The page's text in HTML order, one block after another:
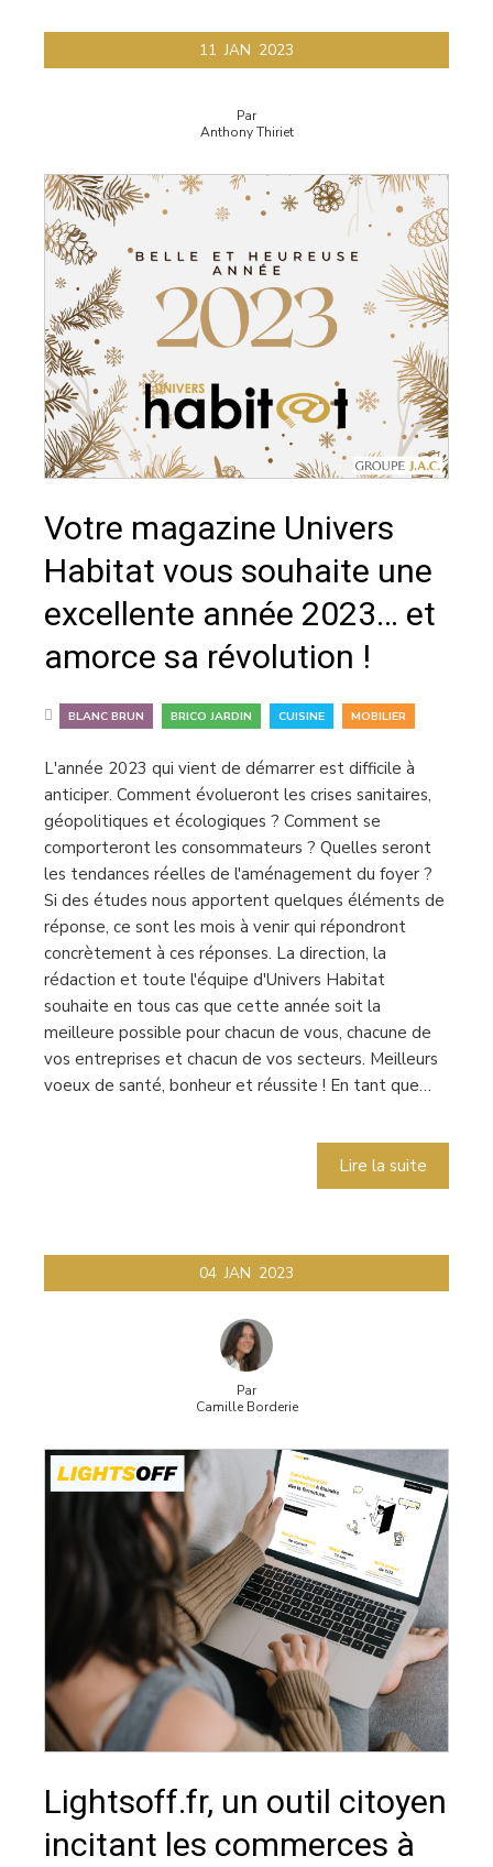
11 JAN 2023
Par
Anthony Thiriet
Votre magazine Univers
Habitat vous souhaite une
excellente année 2023… et
amorce sa révolution !
BLANC BRUN BRICO JARDIN CUISINE MOBILIER
L'année 2023 qui vient de démarrer est difficile à
anticiper. Comment évolueront les crises sanitaires,
géopolitiques et écologiques ? Comment se
comporteront les consommateurs ? Quelles seront
les tendances réelles de l'aménagement du foyer ?
Si des études nous apportent quelques éléments de
réponse, ce sont les mois à venir qui répondront
concrètement à ces réponses. La direction, la
rédaction et toute l'équipe d'Univers Habitat
souhaite en tous cas que cette année soit la
meilleure possible pour chacun de vous, chacune de
vos entreprises et chacun de vos secteurs. Meilleurs
voeux de santé, bonheur et réussite ! En tant que…
Lire la suite
04 JAN 2023
Par
Camille Borderie
Lightsoff.fr, un outil citoyen
incitant les commerces à